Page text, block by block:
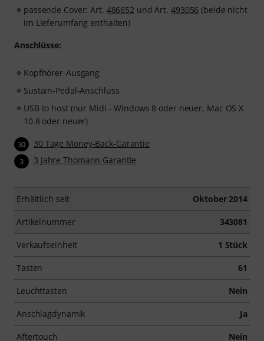
passende Cover: Art. 486652 und Art. 493056 (beide nicht
im Lieferumfang enthalten)
Anschlüsse:
Kopfhörer-Ausgang
Sustain-Pedal-Anschluss
USB to host (nur Midi - Windows 8 oder neuer, Mac OS X
10.8 oder neuer)
30 30 Tage Money-Back-Garantie
3 3 Jahre Thomann Garantie
Erhältlich seit Oktober 2014
Artikelnummer 343081
Verkaufseinheit 1 Stück
Tasten 61
Leuchttasten Nein
Anschlagdynamik Ja
Aftertouch Nein